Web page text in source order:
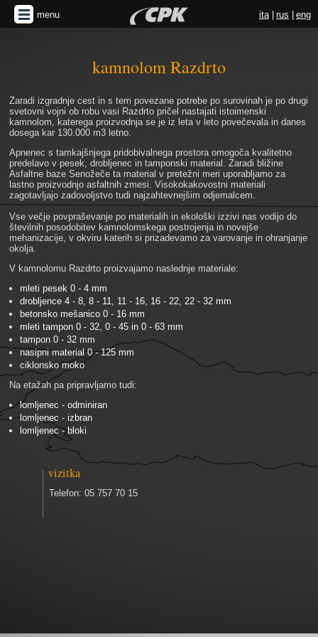
menu eng
rus
ita|
kamnolom Razdrto
Zaradi izgradnje cest in s tem povezane potrebe po surovinah je po drugi
svetovni vojni ob robu vasi Razdrto pričel nastajati istoimenski
kamnolom, katerega proizvodnja se je iz leta v leto povečevala in danes
dosega kar 130.000 m3 letno.
Apnenec s tamkajšnjega pridobivalnega prostora omogoča kvalitetno
predelavo v pesek, drobljenec in tamponski material. Zaradi bližine
Asfaltne baze Senožeče ta material v pretežni meri uporabljamo za
lastno proizvodnjo asfaltnih zmesi. Visokokakovostni materiali
zagotavljajo zadovoljstvo tudi najzahtevnejšim odjemalcem.
Vse večje povpraševanje po materialih in ekološki izzivi nas vodijo do
številnih posodobitev kamnolomskega postrojenja in novejše
mehanizacije, v okviru katerih si prizadevamo za varovanje in ohranjanje
okolja.
V kamnolomu Razdrto proizvajamo naslednje materiale:
mleti pesek 0 - 4 mm
drobljence 4 - 8, 8 - 11, 11 - 16, 16 - 22, 22 - 32 mm
betonsko mešanico 0 - 16 mm
mleti tampon 0 - 32, 0 - 45 in 0 - 63 mm
tampon 0 - 32 mm
nasipni material 0 - 125 mm
ciklonsko moko
Na etažah pa pripravljamo tudi:
lomljenec - odminiran
lomljenec - izbran
lomljenec - bloki
vizitka
Telefon: 05 757 70 15